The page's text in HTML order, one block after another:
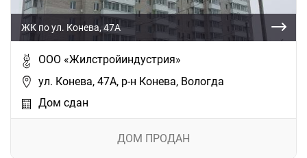
ЖК по ул. Конева, 47А
ООО «Жилстройиндустрия»
ул. Конева, 47А, р-н Конева, Вологда
Дом сдан
ДОМ ПРОДАН